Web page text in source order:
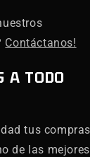
Contáctanos!
A TODO
tus compras
de las mejores